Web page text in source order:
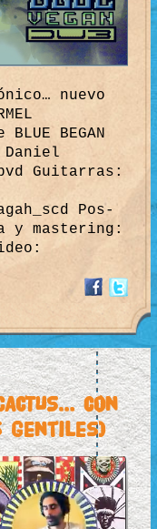
nuevo
BEGAN
Daniel
Guitarras:
Pos-
y mastering:
con
Gentiles)